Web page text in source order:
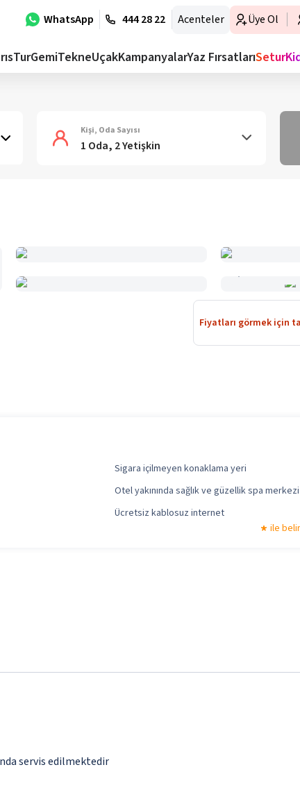
WhatsApp 444 28 22 Acenteler Üye Ol
TurGemiTekneUçakKampanyalarYaz Fırsatları
Kişi, Oda Sayısı
1 Oda, 2 Yetişkin
Fiyatları görmek için
Sigara içilmeyen konaklama yeri
Otel yakınında sağlık ve güzellik spa merkezi
Ücretsiz kablosuz internet
ile
servis edilmektedir